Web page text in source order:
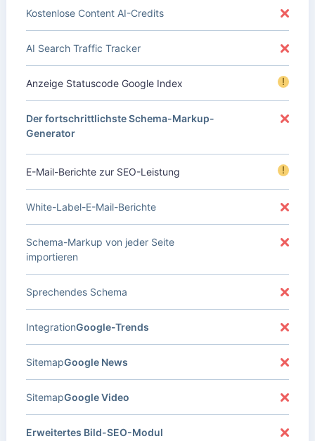
Kostenlose Content AI-Credits
AI Search Traffic Tracker
Anzeige Statuscode Google Index !
Der fortschrittlichste Schema-Markup-
Generator
E-Mail-Berichte zur SEO-Leistung !
White-Label-E-Mail-Berichte
Schema-Markup von jeder Seite
importieren
Sprechendes Schema
Google-Trends
Integration
Google News
Sitemap
Google Video
Sitemap
Erweitertes Bild-SEO-Modul